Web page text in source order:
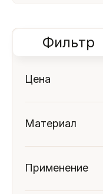
Фильтр
Цена
Материал
полипропилен
Применение